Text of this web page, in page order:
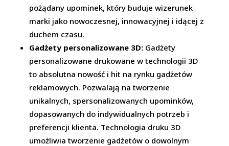
pożądany upominek, który buduje wizerunek
marki jako nowoczesnej, innowacyjnej i idącej z
duchem czasu.
Gadżety personalizowane 3D: Gadżety
personalizowane drukowane w technologii 3D
to absolutna nowość i hit na rynku gadżetów
reklamowych. Pozwalają na tworzenie
unikalnych, spersonalizowanych upominków,
dopasowanych do indywidualnych potrzeb i
preferencji klienta. Technologia druku 3D
umożliwia tworzenie gadżetów o dowolnym